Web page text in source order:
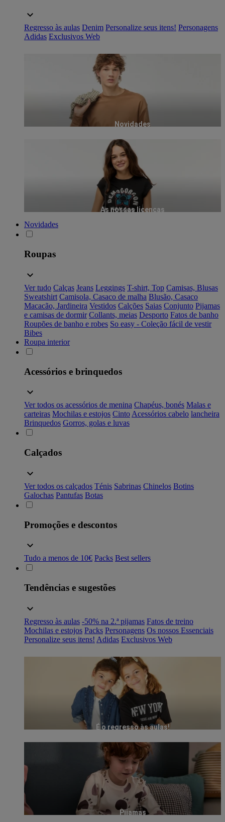
Regresso às aulas Denim Personalize seus itens! Personagens
Adidas Exclusivos Web
Novidades
As nossas licenças
Novidades
Roupas
Ver tudo Calças Jeans Leggings T-shirt, Top Camisas, Blusas
Sweatshirt Camisola, Casaco de malha Blusão, Casaco
Macacão, Jardineira Vestidos Calções Saias Conjunto Pijamas
e camisas de dormir Collants, meias Desporto Fatos de banho
Roupões de banho e robes So easy - Coleção fácil de vestir
Bibes
Roupa interior
Acessórios e brinquedos
Ver todos os acessórios de menina Chapéus, bonés Malas e
carteiras Mochilas e estojos Cinto Acessórios cabelo lancheira
Brinquedos Gorros, golas e luvas
Calçados
Ver todos os calçados Ténis Sabrinas Chinelos Botins
Galochas Pantufas Botas
Promoções e descontos
Tudo a menos de 10€ Packs Best sellers
Tendências e sugestões
Regresso às aulas -50% na 2.ª pijamas Fatos de treino
Mochilas e estojos Packs Personagens Os nossos Essenciais
Personalize seus itens! Adidas Exclusivos Web
É o regresso às aulas!
Pijamas